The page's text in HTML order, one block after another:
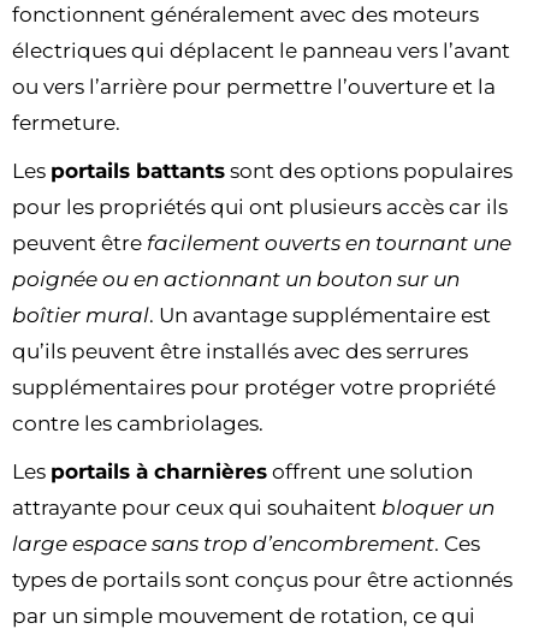
fonctionnent généralement avec des moteurs
électriques qui déplacent le panneau vers l’avant
ou vers l’arrière pour permettre l’ouverture et la
fermeture.
Les portails battants sont des options populaires
pour les propriétés qui ont plusieurs accès car ils
peuvent être facilement ouverts en tournant une
poignée ou en actionnant un bouton sur un
boîtier mural. Un avantage supplémentaire est
qu’ils peuvent être installés avec des serrures
supplémentaires pour protéger votre propriété
contre les cambriolages.
Les portails à charnières offrent une solution
attrayante pour ceux qui souhaitent bloquer un
large espace sans trop d’encombrement. Ces
types de portails sont conçus pour être actionnés
par un simple mouvement de rotation, ce qui